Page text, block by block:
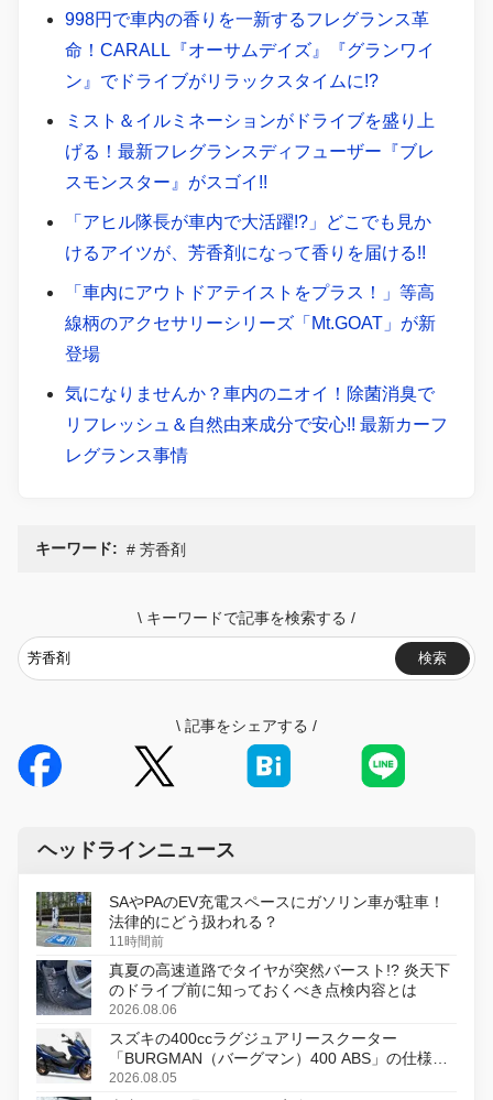
998円で車内の香りを一新するフレグランス革
命！CARALL『オーサムデイズ』『グランワイ
ン』でドライブがリラックスタイムに!?
ミスト＆イルミネーションがドライブを盛り上
げる！最新フレグランスディフューザー『ブレ
スモンスター』がスゴイ!!
「アヒル隊長が車内で大活躍!?」どこでも見か
けるアイツが、芳香剤になって香りを届ける!!
「車内にアウトドアテイストをプラス！」等高
線柄のアクセサリーシリーズ「Mt.GOAT」が新
登場
気になりませんか？車内のニオイ！除菌消臭で
リフレッシュ＆自然由来成分で安心!! 最新カーフ
レグランス事情
キーワード: 芳香剤
\ キーワードで記事を検索する /
検索
\ 記事をシェアする /
ヘッドラインニュース
SAやPAのEV充電スペースにガソリン車が駐車！
法律的にどう扱われる？
11時間前
真夏の高速道路でタイヤが突然バースト!? 炎天下
のドライブ前に知っておくべき点検内容とは
2026.08.06
スズキの400ccラグジュアリースクーター
「BURGMAN（バーグマン）400 ABS」の仕様を
変更し、8月18日に発売
2026.08.05